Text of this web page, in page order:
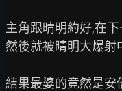
主角跟晴明約好,在
然後就被晴明大爆射
結果最婆的竟然是安